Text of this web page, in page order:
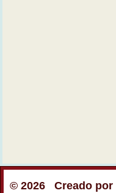
© 2026 Creado por